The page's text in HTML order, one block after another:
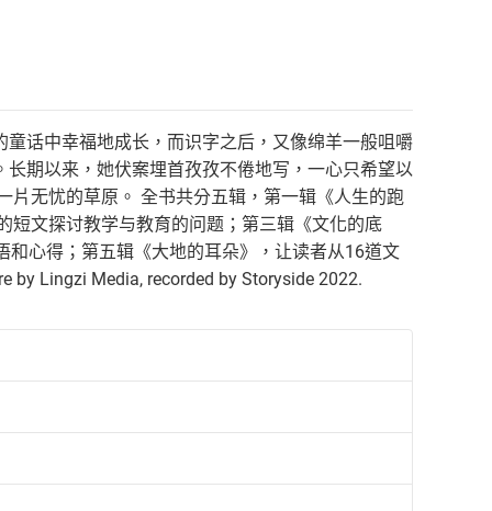
话中幸福地成长，而识字之后，又像绵羊一般咀嚼
期以来，她伏案埋首孜孜不倦地写，一心只希望以
片无忧的草原。 全书共分五辑，第一辑《人生的跑
短文探讨教学与教育的问题；第三辑《文化的底
心得；第五辑《大地的耳朵》，让读者从16道文
by Lingzi Media, recorded by Storyside 2022.